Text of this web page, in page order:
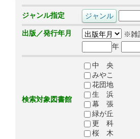
ジャンル指定
出版／発行年月
※雑
年
検索対象図書館
中 央
みやこ
花団地
生 浜
幕 張
緑が丘
更 科
桜 木